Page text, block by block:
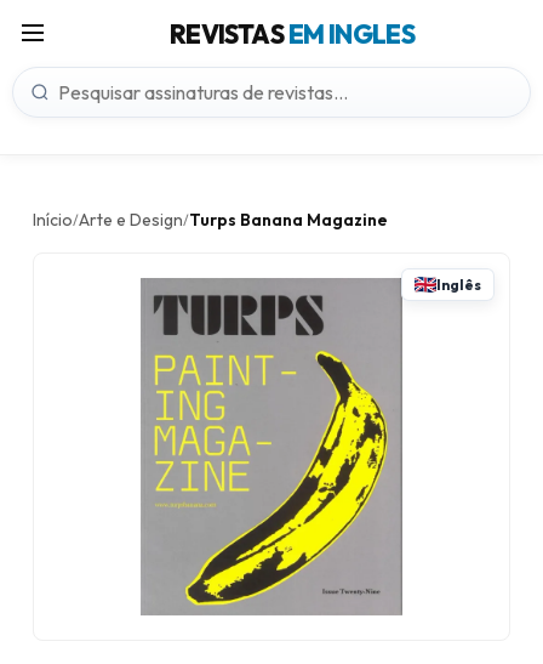
REVISTASEM INGLES
Início/Arte e Design/Turps Banana Magazine
Inglês